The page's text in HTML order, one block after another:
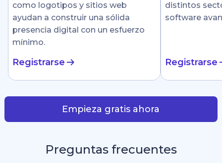
como logotipos y sitios web
ayudan a construir una sólida
presencia digital con un esfuerzo
mínimo.
Registrarse
distintos
software
Registrarse
Empieza gratis ahora
Preguntas frecuentes